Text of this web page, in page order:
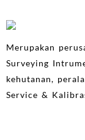
Merupakan
Surveying
kehutanan,
Service &